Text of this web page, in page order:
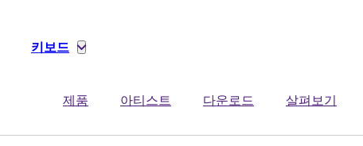
키보드
제품 아티스트 다운로드 살펴보기